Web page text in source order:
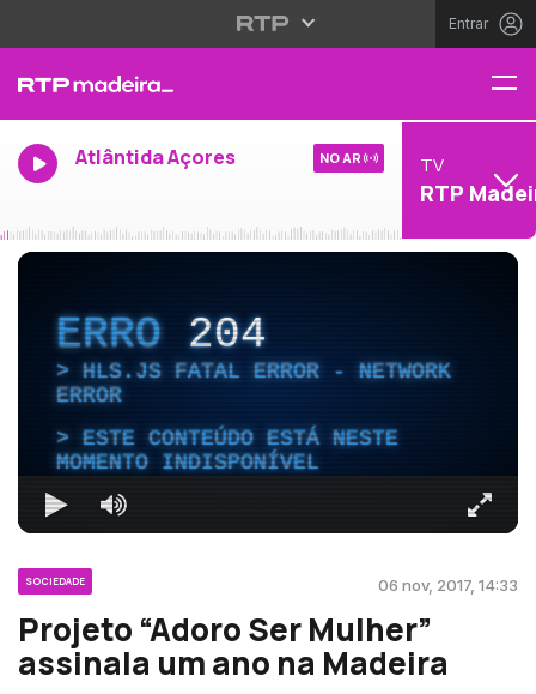
Entrar
Atlântida Açores NO AR TV
RTP
ERRO204
HLS.JS FATAL ERROR - NETWORK
ERROR
ESTE CONTEÚDO ESTÁ NESTE
MOMENTO INDISPONÍVEL
SOCIEDADE 06 nov, 2017, 14:33
Projeto “Adoro Ser Mulher”
assinala um ano na Madeira